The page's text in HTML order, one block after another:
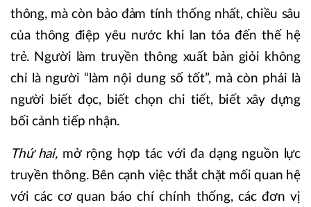
thông, mà còn bảo đảm tính thống nhất, chiều sâu
của thông điệp yêu nước khi lan tỏa đến thế hệ
trẻ. Người làm truyền thông xuất bản giỏi không
chỉ là người “làm nội dung số tốt”, mà còn phải là
người biết đọc, biết chọn chi tiết, biết xây dựng
bối cảnh tiếp nhận.
Thứ hai,mở rộng hợp tác với đa dạng nguồn lực
truyền thông. Bên cạnh việc thắt chặt mối quan hệ
với các cơ quan báo chí chính thống, các đơn vị